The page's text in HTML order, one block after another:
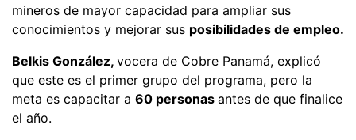
mineros de mayor capacidad para ampliar sus
conocimientos y mejorar sus posibilidades de empleo.
Belkis González, vocera de Cobre Panamá, explicó
que este es el primer grupo del programa, pero la
meta es capacitar a 60 personas antes de que finalice
el año.